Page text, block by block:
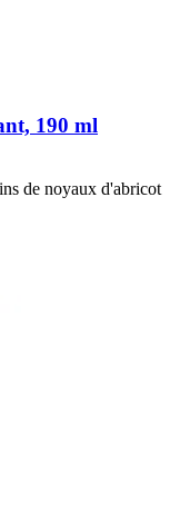
190 ml
de noyaux d'abricot